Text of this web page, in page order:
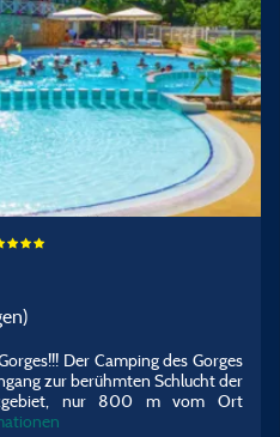
Der Camping des Gorges
zur berühmten Schlucht der
nur 800 m vom Ort